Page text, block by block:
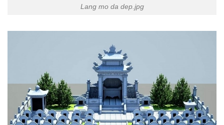
Lang mo da dep.jpg